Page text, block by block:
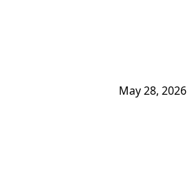
May 28, 2026